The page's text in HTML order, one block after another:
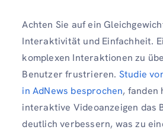
Achten Sie auf ein
Interaktivität und Einfachheit.
komplexen Interaktionen zu
Benutzer frustrieren. Studie
in AdNews besprochen, fanden
interaktive Videoanzeigen das
deutlich verbessern, was zu